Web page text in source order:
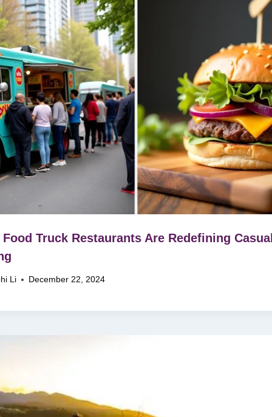
Food Truck Restaurants Are Redefining
Li December 22, 2024